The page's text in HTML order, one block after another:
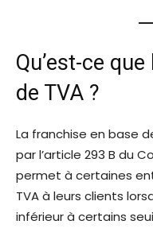
Qu’est-ce
de TVA ?
La franchise en base
par l’article 293 B du
permet à certaines
TVA à leurs clients
inférieur à certains